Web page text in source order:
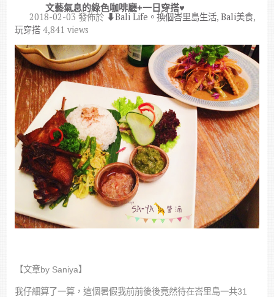
文藝氣息的綠色咖啡廳+一日穿搭♥︎
2018-02-03 發佈於 ⬇︎Bali Life。換個峇里島生活, Bali美食,
玩穿搭 4,841 views
【文章by Saniya】
我仔細算了一算，這個暑假我前前後後竟然待在峇里島一共31